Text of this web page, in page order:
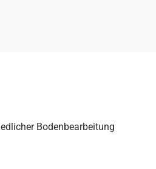
Bodenbearbeitung